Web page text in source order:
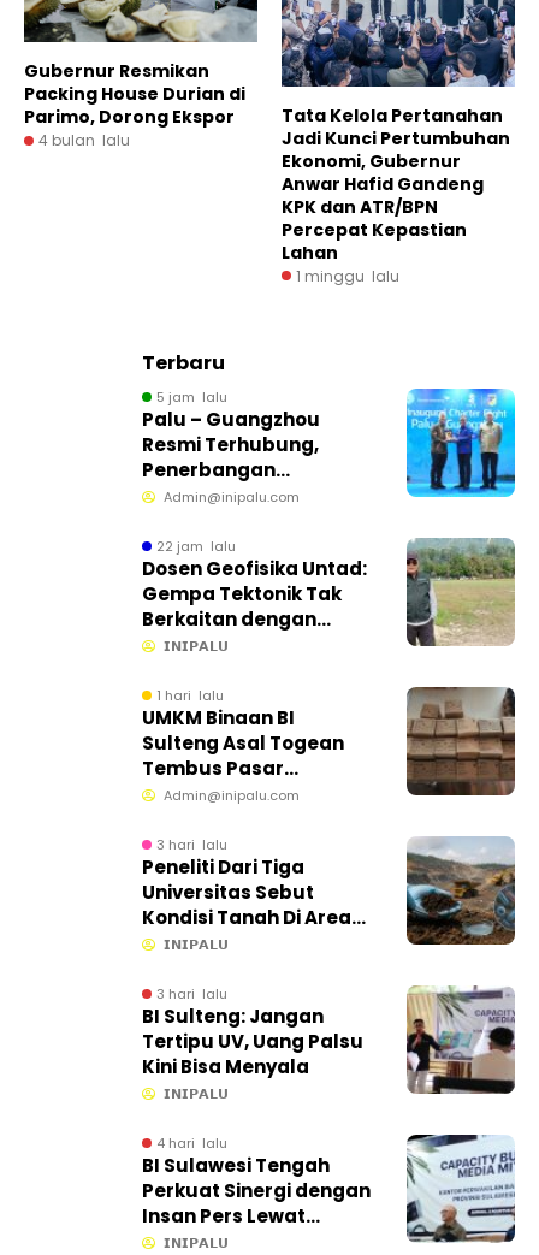
Gubernur Resmikan
Packing House Durian di
Parimo, Dorong Ekspor
4 bulan lalu
Tata Kelola Pertanahan
Jadi Kunci Pertumbuhan
Ekonomi, Gubernur
Anwar Hafid Gandeng
KPK dan ATR/BPN
Percepat Kepastian
Lahan
1 minggu lalu
Terbaru
5 jam lalu
Palu – Guangzhou
Resmi Terhubung,
Penerbangan
Internasional Perdana
Tengah
Admin@inipalu.com
22 jam lalu
Dosen Geofisika Untad:
Gempa Tektonik Tak
Berkaitan dengan
Aktivitas Tambang
𝗜𝗡𝗜𝗣𝗔𝗟𝗨
1 hari lalu
UMKM Binaan BI
Sulteng Asal Togean
Tembus Pasar
Internasional
Admin@inipalu.com
3 hari lalu
Peneliti Dari Tiga
Universitas Sebut
Kondisi Tanah Di Area
CPM Masih Baik
𝗜𝗡𝗜𝗣𝗔𝗟𝗨
3 hari lalu
BI Sulteng: Jangan
Tertipu UV, Uang Palsu
Kini Bisa Menyala
𝗜𝗡𝗜𝗣𝗔𝗟𝗨
4 hari lalu
BI Sulawesi Tengah
Perkuat Sinergi dengan
Insan Pers Lewat
Capacity Building di
𝗜𝗡𝗜𝗣𝗔𝗟𝗨